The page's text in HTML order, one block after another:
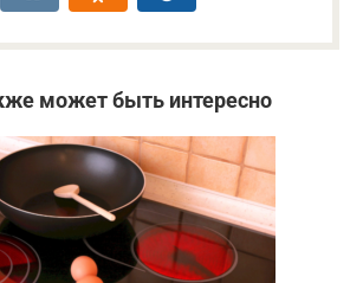
может быть интересно